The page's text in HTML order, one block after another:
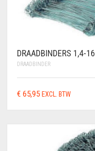
DRAADBINDERS 1,4-
DRAADBINDER
€ 65,95 EXCL. BTW